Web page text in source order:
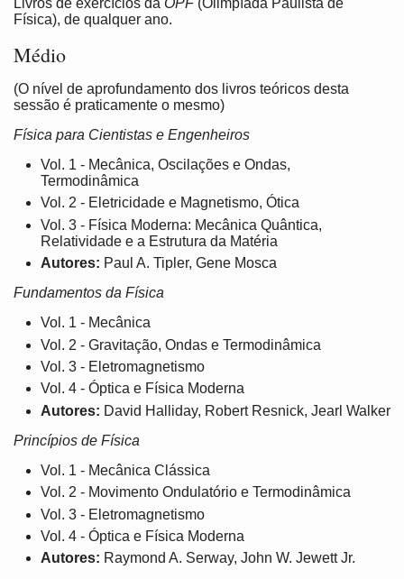
Livros de exercícios da OPF (Olimpíada Paulista de
Física), de qualquer ano.
Médio
(O nível de aprofundamento dos livros teóricos desta
sessão é praticamente o mesmo)
Física para Cientistas e Engenheiros
Vol. 1 - Mecânica, Oscilações e Ondas,
Termodinâmica
Vol. 2 - Eletricidade e Magnetismo, Ótica
Vol. 3 - Física Moderna: Mecânica Quântica,
Relatividade e a Estrutura da Matéria
Autores: Paul A. Tipler, Gene Mosca
Fundamentos da Física
Vol. 1 - Mecânica
Vol. 2 - Gravitação, Ondas e Termodinâmica
Vol. 3 - Eletromagnetismo
Vol. 4 - Óptica e Física Moderna
Autores: David Halliday, Robert Resnick, Jearl Walker
Princípios de Física
Vol. 1 - Mecânica Clássica
Vol. 2 - Movimento Ondulatório e Termodinâmica
Vol. 3 - Eletromagnetismo
Vol. 4 - Óptica e Física Moderna
Autores: Raymond A. Serway, John W. Jewett Jr.